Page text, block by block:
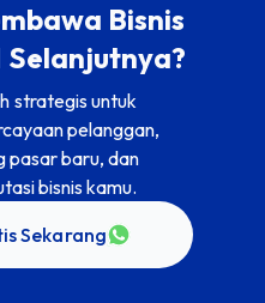
Bisnis
Selanjutnya?
strategis untuk
pelanggan,
pasar baru, dan
bisnis kamu.
Sekarang